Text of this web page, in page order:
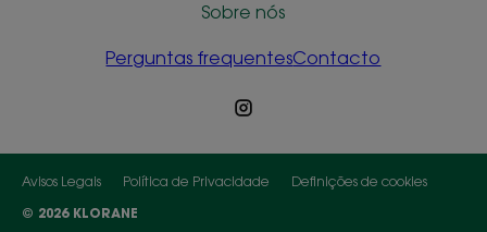
Sobre nós
Perguntas frequentesContacto
Avisos Legais Política de Privacidade
Definições de cookies
© 2026 KLORANE